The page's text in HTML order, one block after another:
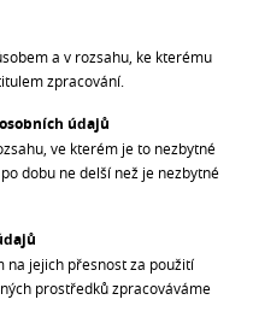
a v rozsahu, ke kterému
zpracování.
údajů
ve kterém je to nezbytné
dobu ne delší než je nezbytné
na jejich přesnost za použití
prostředků zpracováváme